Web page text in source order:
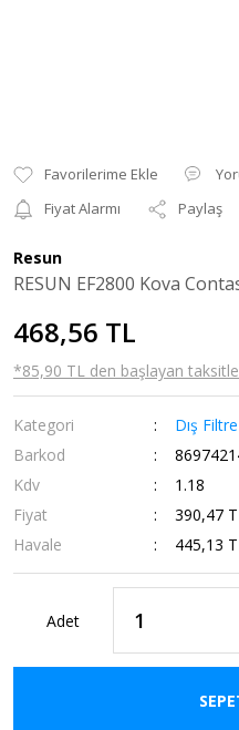
Fiyat Alarmı
Paylaş
Resun
RESUN EF2800 Kova
468,56 TL
*85,90 TL den başlayan
Kategori
Dış
Barkod
Kdv
1.18
Fiyat
390,47
Havale
445,13
Adet